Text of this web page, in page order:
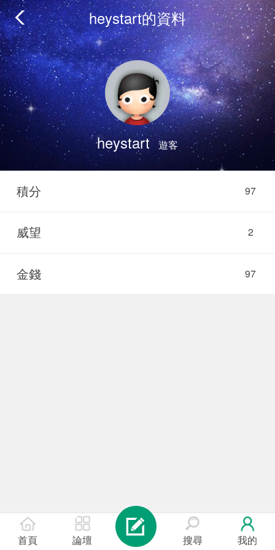
heystart的資料
heystart 遊客
97
積分
2
威望
97
金錢
首頁 論壇 搜尋 我的